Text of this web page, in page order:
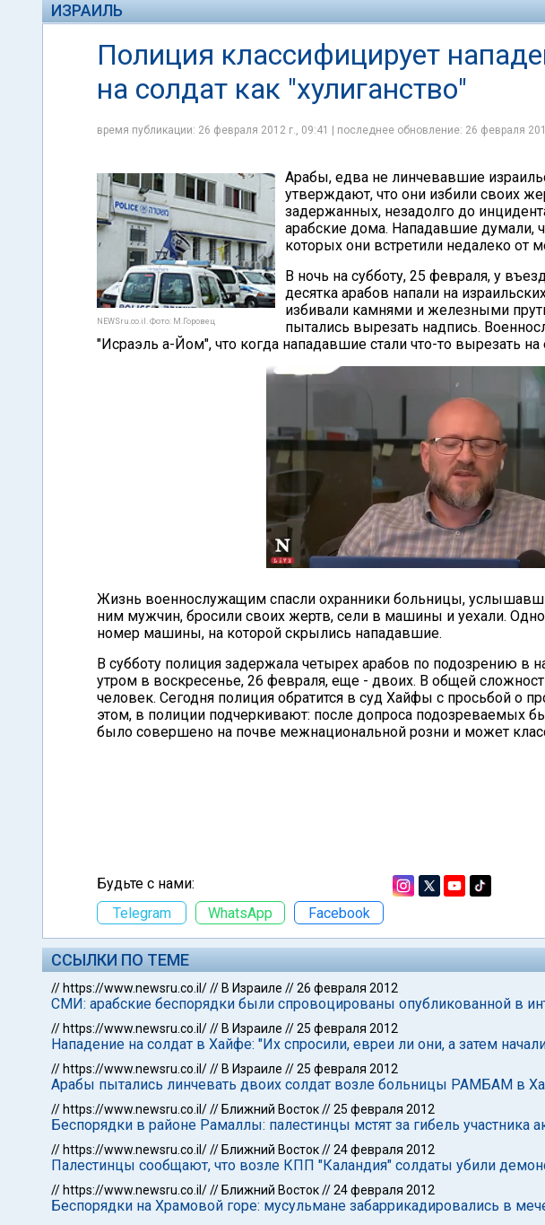
ИЗРАИЛЬ
Полиция классифицирует
на солдат как "хулиганство"
время публикации: 26 февраля 2012 г., 09:41 | последнее обновление: 26 февраля
NEWSru.co.il. Фото: М.Горовец
Арабы, едва не линчевавшие
утверждают, что они избили своих
задержанных, незадолго до
арабские дома. Нападавшие думали,
которых они встретили недалеко от
В ночь на субботу, 25 февраля, у
десятка арабов напали на
избивали камнями и железными
пытались вырезать надпись.
"Исраэль а-Йом", что когда нападавшие стали что-то вырезать на
Жизнь военнослужащим спасли охранники больницы,
ним мужчин, бросили своих жертв, сели в машины и уехали.
номер машины, на которой скрылись нападавшие.
В субботу полиция задержала четырех арабов по подозрению в
утром в воскресенье, 26 февраля, еще - двоих. В общей
человек. Сегодня полиция обратится в суд Хайфы с просьбой о
этом, в полиции подчеркивают: после допроса подозреваемых
было совершено на почве межнациональной розни и может
Будьте с нами:
Telegram
WhatsApp Facebook
ССЫЛКИ ПО ТЕМЕ
// https://www.newsru.co.il/// В Израиле //26 февраля 2012
СМИ: арабские беспорядки были спровоцированы опубликованной в
// https://www.newsru.co.il/// В Израиле //25 февраля 2012
Нападение на солдат в Хайфе: "Их спросили, евреи ли они, а затем
// https://www.newsru.co.il/// В Израиле //25 февраля 2012
Арабы пытались линчевать двоих солдат возле больницы РАМБАМ в
// https://www.newsru.co.il/// Ближний Восток//25 февраля 2012
Беспорядки в районе Рамаллы: палестинцы мстят за гибель участника
// https://www.newsru.co.il/// Ближний Восток//24 февраля 2012
Палестинцы сообщают, что возле КПП "Каландия" солдаты убили
// https://www.newsru.co.il/// Ближний Восток//24 февраля 2012
Беспорядки на Храмовой горе: мусульмане забаррикадировались в